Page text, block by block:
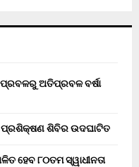
ଅତିପ୍ରବଳ ବର୍ଷା
ପ୍ରଶିକ୍ଷଣ ଶିବିର ଉଦଘାଟିତ
ହେବ ୮୦ତମ ସ୍ୱାଧୀନତା